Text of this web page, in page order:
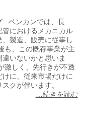
ベンカンでは、長
におけるメカニカル
製造、販売に従事し
も、この既存事業が主
いないかと思いま
激しく、先行きが不透
に、従来市場だけに
クが伴います。
…続きを読む